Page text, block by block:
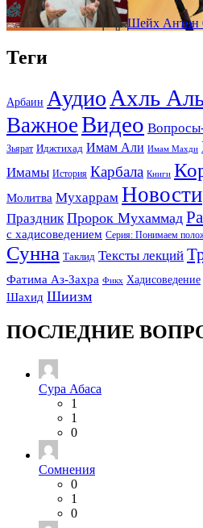
Шейх Антон
Теги
Арбаин Аудио Ахль
ВажноеВидео
Зьярат Иджтихад Имам Али Имам Махди
Имамы История Карбала Книги
Молитва Мухаррам Новости
Праздник Пророк Мухаммад
с хадисоведением Серия: Понимаем
Сунна Таклид Тексты лекций
Фатима Аз-Захра Фикх Хадисоведение
Шахид Шиизм
ПОСЛЕДНИЕ
Сура Абаса
1
1
0
Сомнения
0
1
0